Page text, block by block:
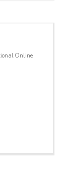
Online